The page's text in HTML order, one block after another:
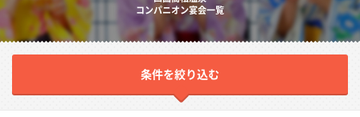
コンパニオン宴会一覧
条件を絞り込む